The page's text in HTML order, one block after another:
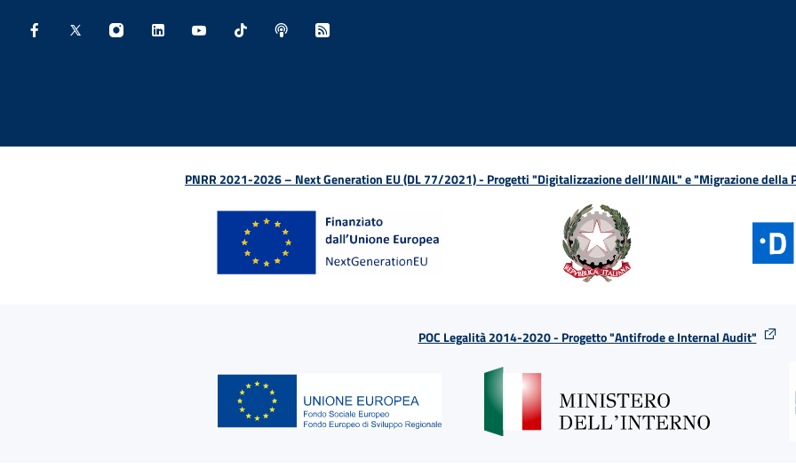
PNRR 2021-2026 – Next Generation EU (DL 77/2021) - Progetti "Digitalizzazione dell’INAIL" e "Migrazione della
POC Legalità 2014-2020 - Progetto "Antifrode e Internal Audit"